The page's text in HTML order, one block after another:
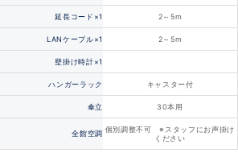
延長コード×1 2～5m
LANケーブル×1 2～5m
壁掛け時計×1
ハンガーラック キャスター付
傘立 30本用
全館空調 個別調整不可 ※スタッフにお声掛け
ください